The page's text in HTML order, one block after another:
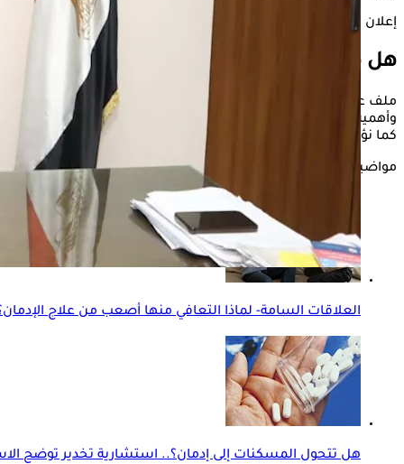
إعلان
هل هناك خطة جديدة للتعامل مع مرضى
ملف علاج الإدمان من الملفات المهمة التي تعمل عليها الدولة
وأهمية العلاج المبكر.
كما نؤكد دائما على ضرورة التوجه إلى المستشفيات والمراكز
مواضيع ذات صلة
العلاقات السامة- لماذا التعافي منها أصعب من علاج
هل تتحول المسكنات إلى إدمان؟.. استشارية تخدير توضح